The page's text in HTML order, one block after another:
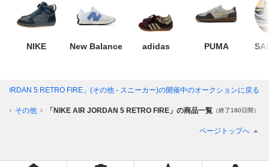
NIKE New Balance adidas PUMA
JORDAN 5 RETRO FIRE」(その他 - スニーカー)の開催中のオークションに戻る
その他 「NIKE AIR JORDAN 5 RETRO FIRE」の商品一覧 （終了180日間）
ページトップへ